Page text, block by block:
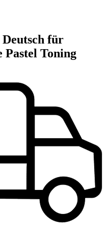
für
Pastel Toning